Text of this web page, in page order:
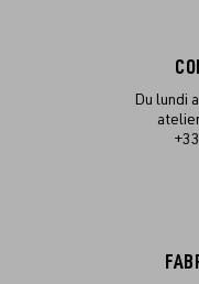
Du lundi